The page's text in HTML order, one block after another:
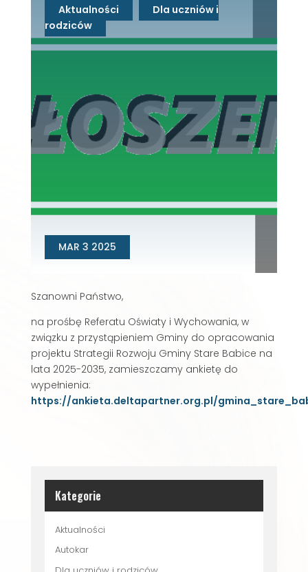
MAR 3 2025
Aktualności
Dla uczniów i
rodziców
Szanowni Państwo,
na prośbę Referatu Oświaty i Wychowania, w
związku z przystąpieniem Gminy do opracowania
projektu Strategii Rozwoju Gminy Stare Babice na
lata 2025-2035, zamieszczamy ankietę do
wypełnienia:
https://ankieta.deltapartner.org.pl/
Kategorie
Aktualności
Autokar